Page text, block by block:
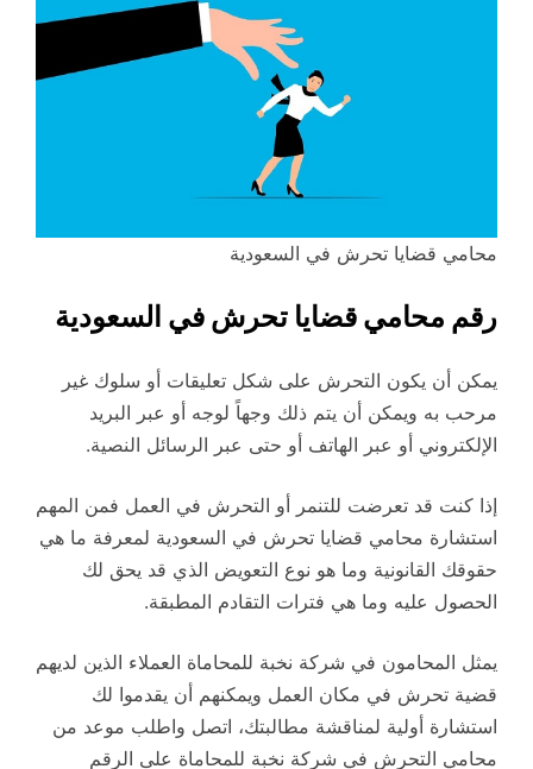
محامي قضايا تحرش في السعودية
رقم محامي قضايا تحرش في السعودية
يمكن أن يكون التحرش على شكل تعليقات أو سلوك غير
مرحب به ويمكن أن يتم ذلك وجهاً لوجه أو عبر البريد
الإلكتروني أو عبر الهاتف أو حتى عبر الرسائل النصية.
إذا كنت قد تعرضت للتنمر أو التحرش في العمل فمن المهم
استشارة محامي قضايا تحرش في السعودية لمعرفة ما هي
حقوقك القانونية وما هو نوع التعويض الذي قد يحق لك
الحصول عليه وما هي فترات التقادم المطبقة.
يمثل المحامون في شركة نخبة للمحاماة العملاء الذين لديهم
قضية تحرش في مكان العمل ويمكنهم أن يقدموا لك
استشارة أولية لمناقشة مطالبتك، اتصل واطلب موعد من
محامي التحرش في شركة نخبة للمحاماة على الرقم